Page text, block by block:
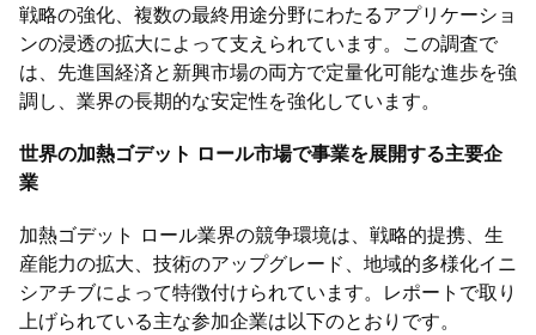
戦略の強化、複数の最終用途分野にわたるアプリケーショ
ンの浸透の拡大によって支えられています。この調査で
は、先進国経済と新興市場の両方で定量化可能な進歩を強
調し、業界の長期的な安定性を強化しています。
世界の加熱ゴデット ロール市場で事業を展開する主要企
業
加熱ゴデット ロール業界の競争環境は、戦略的提携、生
産能力の拡大、技術のアップグレード、地域的多様化イニ
シアチブによって特徴付けられています。レポートで取り
上げられている主な参加企業は以下のとおりです。